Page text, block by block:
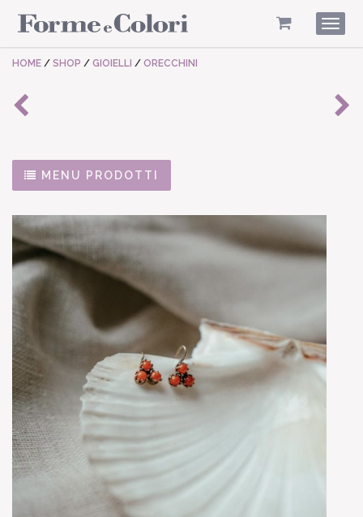
HOME / SHOP / GIOIELLI / ORECCHINI
MENU PRODOTTI